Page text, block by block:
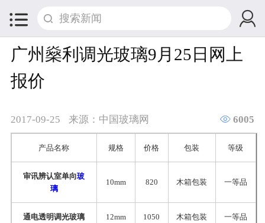
 
广州燊利调光玻璃9月25日网上
报价
2017-09-25 来源：中国玻璃网  6005
产品名称 规格 价格 包装 等级
审讯辨认室单向玻
璃
10mm 820 木箱包装 一等品
通电透明调光玻璃 12mm 1050 木箱包装 一等品